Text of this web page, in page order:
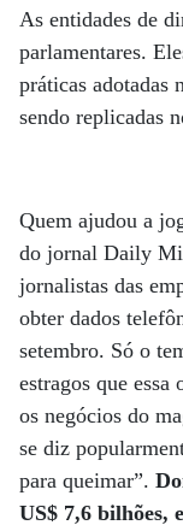
As entidades de
parlamentares.
práticas adotadas
sendo replicadas
Quem ajudou a
do jornal Daily
jornalistas das
obter dados
setembro. Só o
estragos que essa
os negócios do
se diz
para queimar”.
US$ 7,6 bilhões,